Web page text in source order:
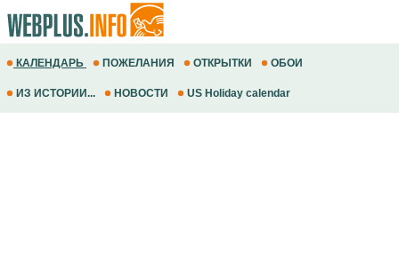
КАЛЕНДАРЬ ПОЖЕЛАНИЯ ОТКРЫТКИ ОБОИ
ИЗ ИСТОРИИ... НОВОСТИ US Holiday calendar